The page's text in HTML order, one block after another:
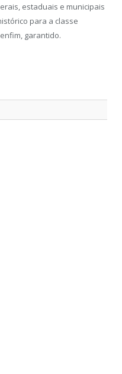
estaduais e municipais
para a classe
garantido.